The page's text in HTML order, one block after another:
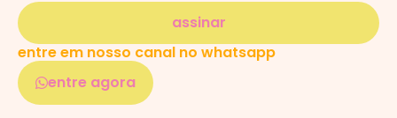
assinar
entre em nosso canal no whatsapp
entre agora